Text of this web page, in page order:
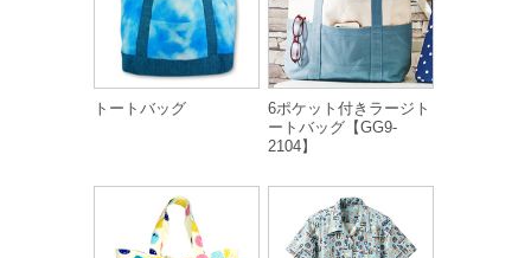
トートバッグ
6ポケット付きラージト
ートバッグ【GG9-
2104】